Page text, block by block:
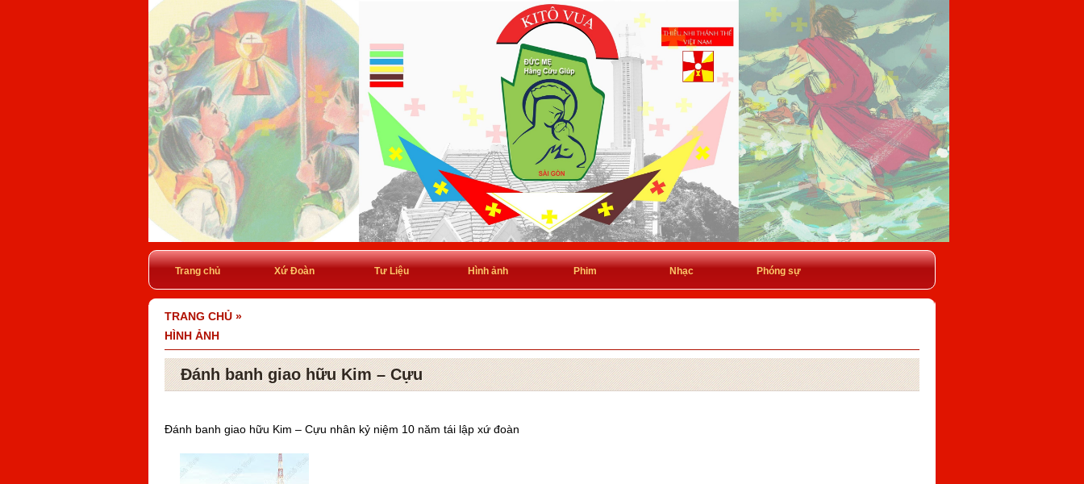
Trang chủ Xứ Đoàn Tư Liệu Hình ảnh Phim Nhạc Phóng sự
TRANG CHỦ »
HÌNH ẢNH
Đánh banh giao hữu Kim – Cựu
Đánh banh giao hữu Kim – Cựu nhân kỷ niệm 10 năm tái lập xứ đoàn